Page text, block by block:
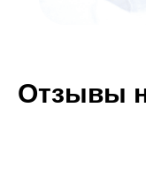
Отзывы